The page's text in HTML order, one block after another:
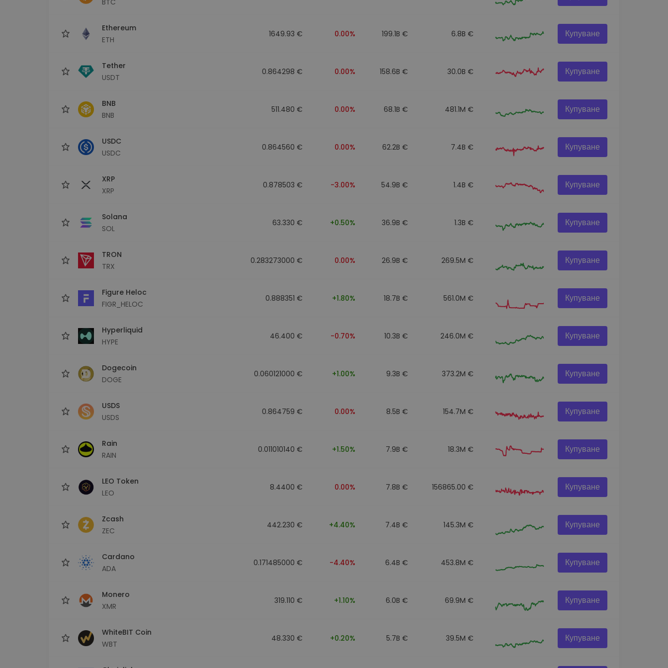
Ethereum
ETH
1649.93 € 0.00% 199.1B € 6.8B € Купуване
Tether
USDT
0.864298 € 0.00% 158.6B € 30.0B € Купуване
BNB
BNB
511.480 € 0.00% 68.1B € 481.1M € Купуване
USDC
USDC
0.864560 € 0.00% 62.2B € 7.4B € Купуване
XRP
XRP
0.878503 € -3.00% 54.9B € 1.4B € Купуване
Solana
SOL
63.330 € +0.50% 36.9B € 1.3B € Купуване
TRON
TRX
0.283273000 € 0.00% 26.9B € 269.5M € Купуване
Figure Heloc
FIGR_HELOC
0.888351 € +1.80% 18.7B € 561.0M € Купуване
Hyperliquid
HYPE
46.400 € -0.70% 10.3B € 246.0M € Купуване
Dogecoin
DOGE
0.060121000 € +1.00% 9.3B € 373.2M € Купуване
USDS
USDS
0.864759 € 0.00% 8.5B € 154.7M € Купуване
Rain
RAIN
0.011010140 € +1.50% 7.9B € 18.3M € Купуване
LEO Token
LEO
8.4400 € 0.00% 7.8B € 156865.00 € Купуване
Zcash
ZEC
442.230 € +4.40% 7.4B € 145.3M € Купуване
Cardano
ADA
0.171485000 € -4.40% 6.4B € 453.8M € Купуване
Monero
XMR
319.110 € +1.10% 6.0B € 69.9M € Купуване
WhiteBIT Coin
WBT
48.330 € +0.20% 5.7B € 39.5M € Купуване